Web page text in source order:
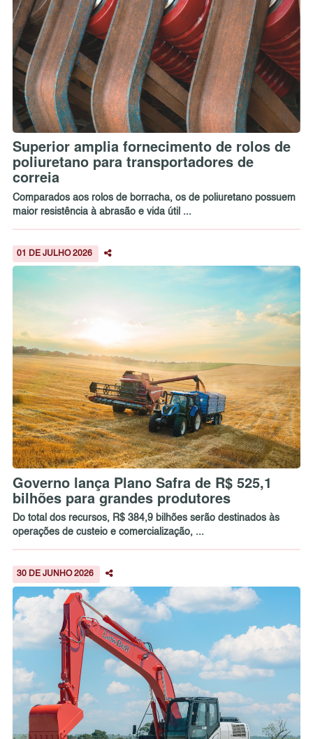
Superior amplia fornecimento de rolos de
poliuretano para transportadores de
correia
Comparados aos rolos de borracha, os de poliuretano possuem
maior resistência à abrasão e vida útil ...
01 DE JULHO 2026
Governo lança Plano Safra de R$ 525,1
bilhões para grandes produtores
Do total dos recursos, R$ 384,9 bilhões serão destinados às
operações de custeio e comercialização, ...
30 DE JUNHO 2026